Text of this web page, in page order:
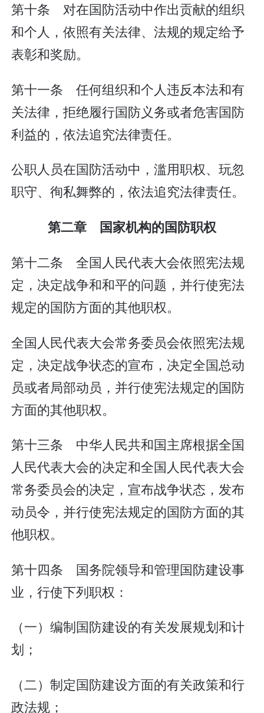
第十条 对在国防活动中作出贡献的组织
和个人，依照有关法律、法规的规定给予
表彰和奖励。
第十一条 任何组织和个人违反本法和有
关法律，拒绝履行国防义务或者危害国防
利益的，依法追究法律责任。
公职人员在国防活动中，滥用职权、玩忽
职守、徇私舞弊的，依法追究法律责任。
第二章 国家机构的国防职权
第十二条 全国人民代表大会依照宪法规
定，决定战争和和平的问题，并行使宪法
规定的国防方面的其他职权。
全国人民代表大会常务委员会依照宪法规
定，决定战争状态的宣布，决定全国总动
员或者局部动员，并行使宪法规定的国防
方面的其他职权。
第十三条 中华人民共和国主席根据全国
人民代表大会的决定和全国人民代表大会
常务委员会的决定，宣布战争状态，发布
动员令，并行使宪法规定的国防方面的其
他职权。
第十四条 国务院领导和管理国防建设事
业，行使下列职权：
（一）编制国防建设的有关发展规划和计
划；
（二）制定国防建设方面的有关政策和行
政法规；